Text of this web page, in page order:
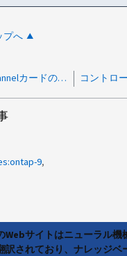
プへ
Fibre Channelカードの交換後にvVolデータストアに接続できない
9
Webサイトはニューラル機
訳されており、ナレッジベ